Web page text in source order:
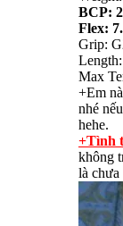
BCP:
Flex:
Grip:
Max
+Em
nhé
hehe.
+Tình
không
là